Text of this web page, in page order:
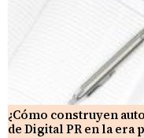
¿Cómo construyen
de Digital PR en la era